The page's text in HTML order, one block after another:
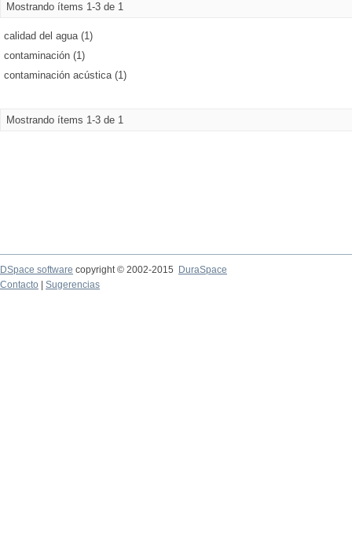
Mostrando ítems 1-3 de 1
calidad del agua (1)
contaminación (1)
contaminación acústica (1)
Mostrando ítems 1-3 de 1
DSpace software copyright © 2002-2015
DuraSpace
Contacto
Sugerencias